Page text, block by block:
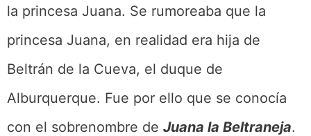
la princesa Juana. Se rumoreaba que la
princesa Juana, en realidad era hija de
Beltrán de la Cueva, el duque de
Alburquerque. Fue por ello que se conocía
con el sobrenombre de Juana la Beltraneja.